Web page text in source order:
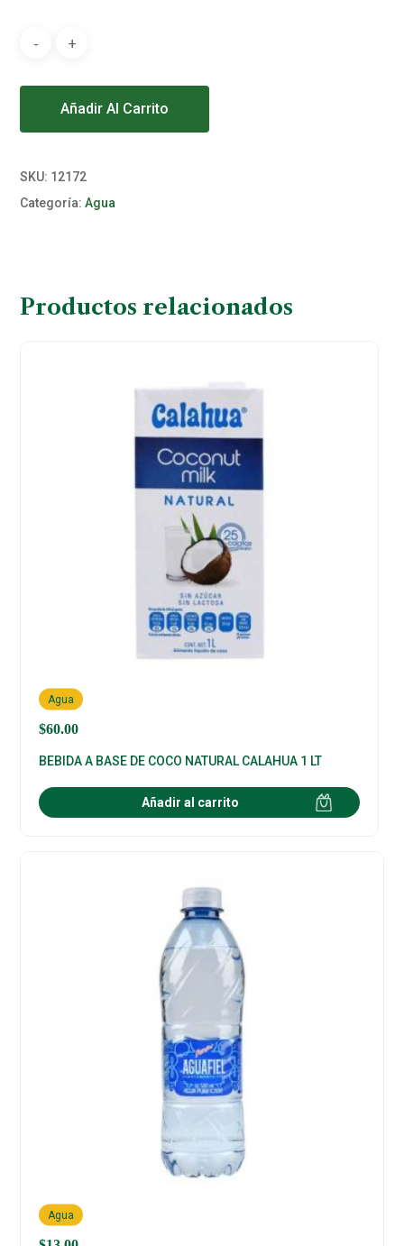
Añadir Al Carrito
SKU: 12172
Categoría:Agua
Productos relacionados
$60.00
Agua
BEBIDA A BASE DE COCO NATURAL CALAHUA 1 LT
Añadir al carrito
Agua